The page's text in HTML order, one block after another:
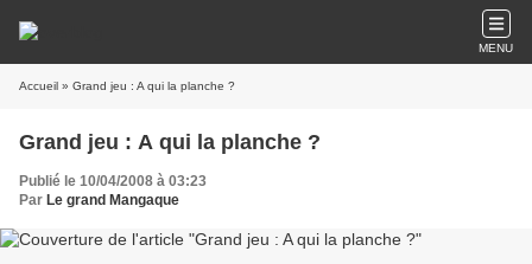
MENU
Accueil » Grand jeu : A qui la planche ?
Grand jeu : A qui la planche ?
Publié le 10/04/2008 à 03:23
Par Le grand Mangaque